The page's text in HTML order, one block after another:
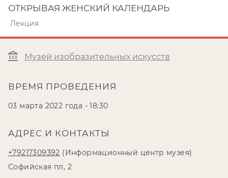
ОТКРЫВАЯ ЖЕНСКИЙ КАЛЕНДАРЬ
Лекция
Музей изобразительных искусств
ВРЕМЯ ПРОВЕДЕНИЯ
03 марта 2022 года - 18:30
АДРЕС И КОНТАКТЫ
+79217309392 (Информационный центр музея)
Софийская пл, 2